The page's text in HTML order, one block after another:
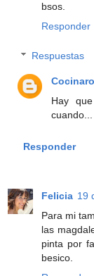
bsos.
Responder
Respuestas
Hay
Responder
Felicia 19
Para mi
las
pinta por
besico.